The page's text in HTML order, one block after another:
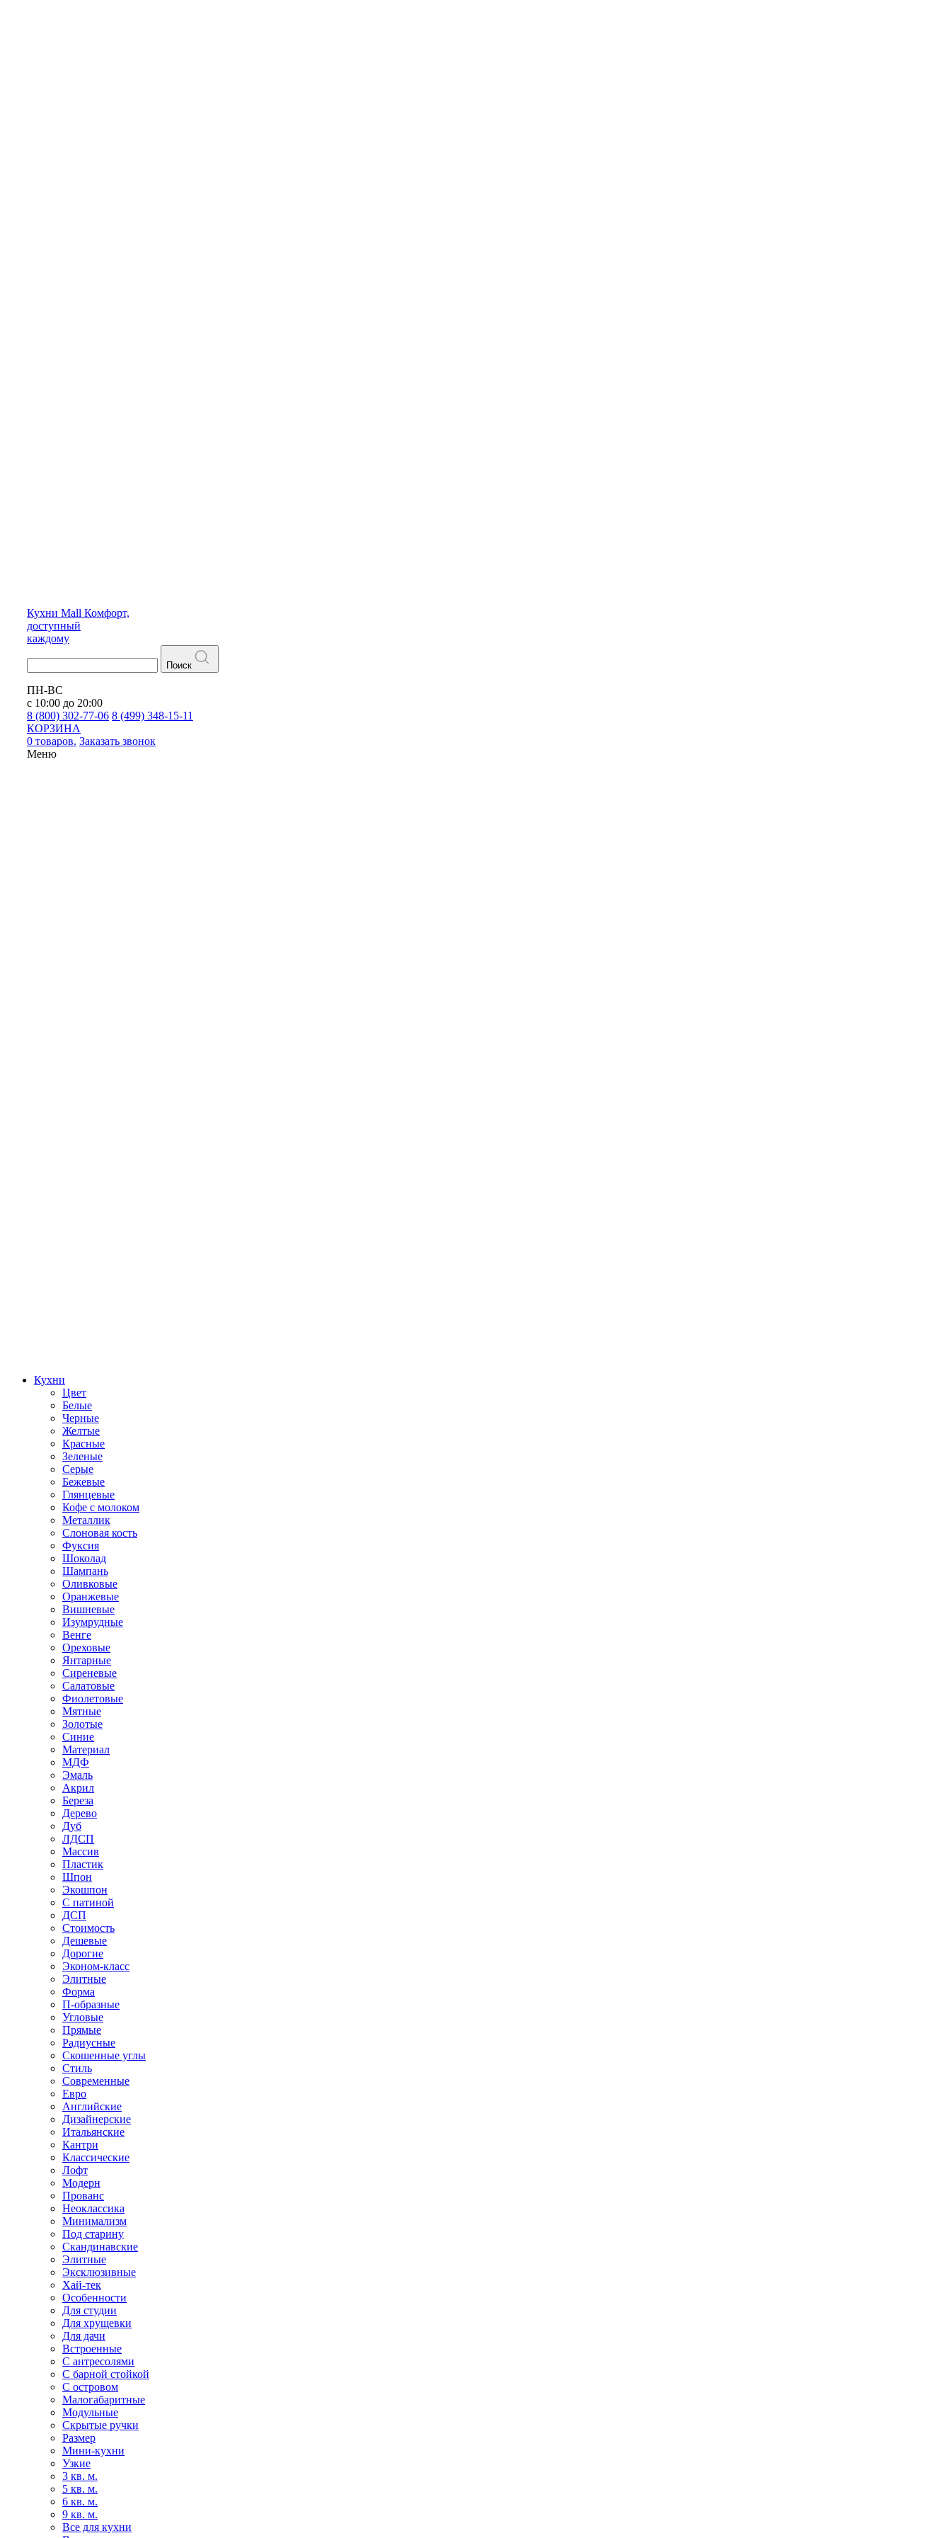
Кухни Mall Комфорт,
доступный
каждому
Поиск
ПН-ВС
с 10:00 до 20:00
8 (800) 302-77-06 8 (499) 348-15-11
КОРЗИНА
0 товаров. Заказать звонок
Меню
Кухни
Цвет
Белые
Черные
Желтые
Красные
Зеленые
Серые
Бежевые
Глянцевые
Кофе с молоком
Металлик
Слоновая кость
Фуксия
Шоколад
Шампань
Оливковые
Оранжевые
Вишневые
Изумрудные
Венге
Ореховые
Янтарные
Сиреневые
Салатовые
Фиолетовые
Мятные
Золотые
Синие
Материал
МДФ
Эмаль
Акрил
Береза
Дерево
Дуб
ЛДСП
Массив
Пластик
Шпон
Экошпон
С патиной
ДСП
Стоимость
Дешевые
Дорогие
Эконом-класс
Элитные
Форма
П-образные
Угловые
Прямые
Радиусные
Скошенные углы
Стиль
Современные
Евро
Английские
Дизайнерские
Итальянские
Кантри
Классические
Лофт
Модерн
Прованс
Неоклассика
Минимализм
Под старину
Скандинавские
Элитные
Эксклюзивные
Хай-тек
Особенности
Для студии
Для хрущевки
Для дачи
Встроенные
С антресолями
С барной стойкой
С островом
Малогабаритные
Модульные
Скрытые ручки
Размер
Мини-кухни
Узкие
3 кв. м.
5 кв. м.
6 кв. м.
9 кв. м.
Все для кухни